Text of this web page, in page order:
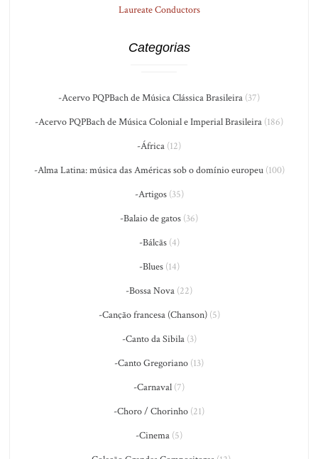
Laureate Conductors
Categorias
-Acervo PQPBach de Música Clássica Brasileira (37)
-Acervo PQPBach de Música Colonial e Imperial Brasileira (186)
-África (12)
-Alma Latina: música das Américas sob o domínio europeu(100)
-Artigos(35)
-Balaio de gatos (36)
-Bálcãs(4)
-Blues(14)
-Bossa Nova (22)
-Canção francesa (Chanson)(5)
-Canto da Sibila(3)
-Canto Gregoriano (13)
-Carnaval (7)
-Choro / Chorinho (21)
-Cinema (5)